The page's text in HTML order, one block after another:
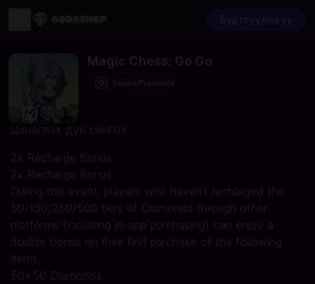
Magic Chess: Go Go
Цэнэглэх дүн сонгох
2x Recharge Bonus
2x Recharge Bonus
During this event, players who haven't recharged the
50/150/250/500 tiers of Diamonds through other
platforms (including in-app purchasing) can enjoy a
double bonus on their first purchase of the following
items.
50+50 Diamonds